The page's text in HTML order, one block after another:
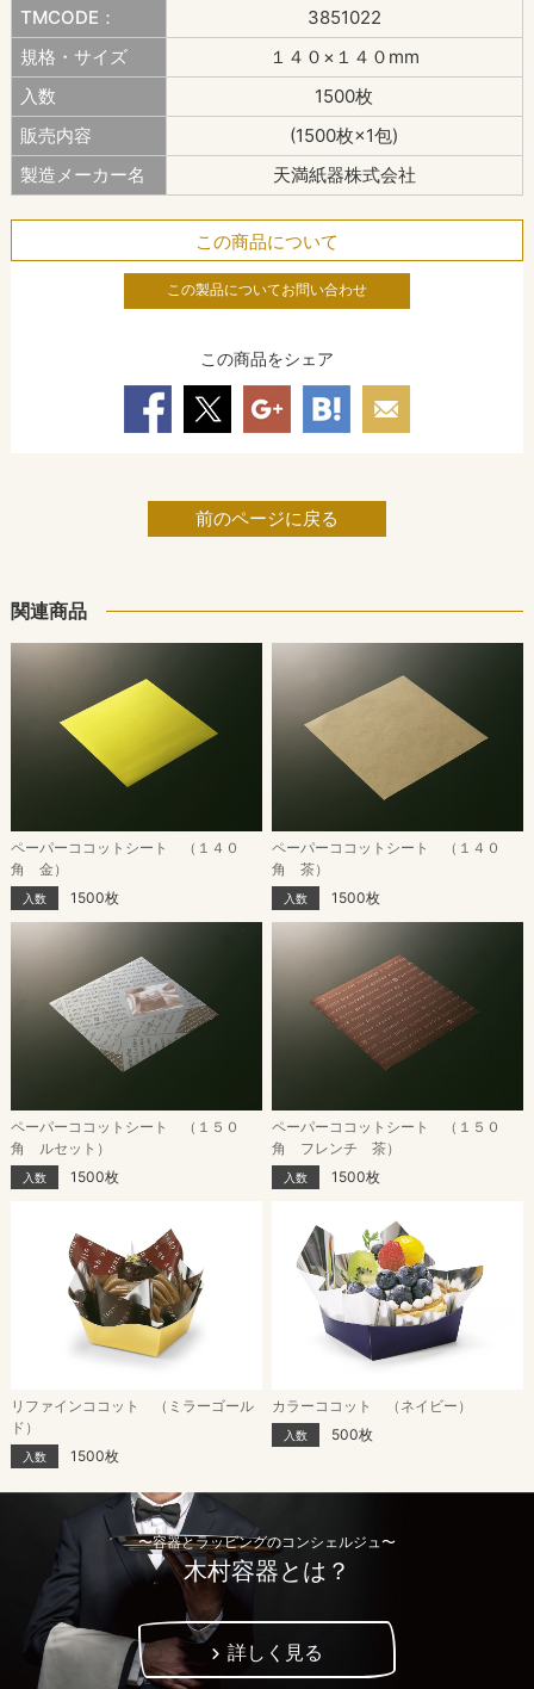
TMCODE：
3851022
規格・サイズ
１４０×１４０mm
入数
1500枚
販売内容
(1500枚×1包)
製造メーカー名
天満紙器株式会社
この商品について
この製品についてお問い合わせ
この商品をシェア
前のページに戻る
関連商品
ペーパーココットシート （１４０
角 金）
入数 1500枚
ペーパーココットシート （１４０
角 茶）
入数 1500枚
ペーパーココットシート （１５０
角 ルセット）
入数 1500枚
ペーパーココットシート （１５０
角 フレンチ 茶）
入数 1500枚
リファインココット （ミラーゴール
ド）
入数 1500枚
カラーココット （ネイビー）
入数 500枚
〜容器とラッピングのコンシェルジュ〜
木村容器とは？
詳しく見る